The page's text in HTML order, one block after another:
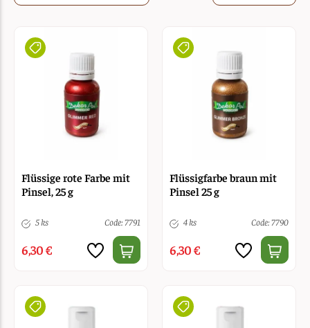
Flüssige rote Farbe mit
Pinsel, 25 g
5 ks Code: 7791
6,30 €
Flüssigfarbe braun mit
Pinsel 25 g
4 ks Code: 7790
6,30 €